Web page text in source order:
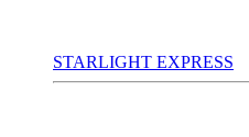
STARLIGHT EXPRESS